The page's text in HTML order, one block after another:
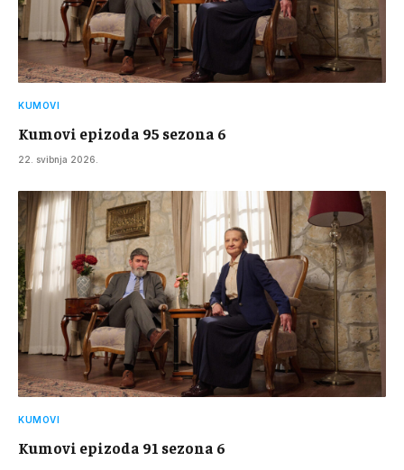
KUMOVI
Kumovi epizoda 95 sezona 6
22. svibnja 2026.
KUMOVI
Kumovi epizoda 91 sezona 6